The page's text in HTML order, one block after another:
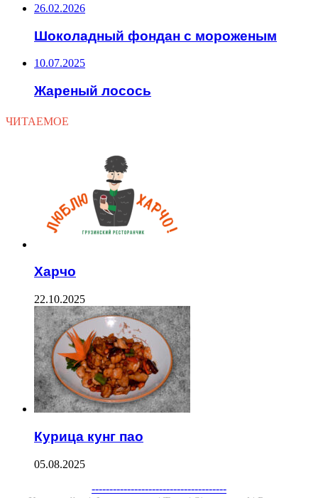
26.02.2026
Шоколадный фондан с мороженым
10.07.2025
Жареный лосось
ЧИТАЕМОЕ
Харчо
22.10.2025
Курица кунг пао
05.08.2025
--------------------------------------